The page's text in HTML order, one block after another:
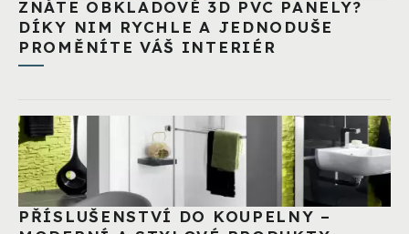
ZNÁTE OBKLADOVÉ 3D PVC PANELY?
DÍKY NIM RYCHLE A JEDNODUŠE
PROMĚNÍTE VÁŠ INTERIÉR
PŘÍSLUŠENSTVÍ DO KOUPELNY –